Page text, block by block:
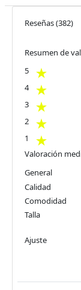
Reseñas(382)
Resumen de
5
4
3
2
1
Valoración
General
Calidad
Comodidad
Talla
Ajuste